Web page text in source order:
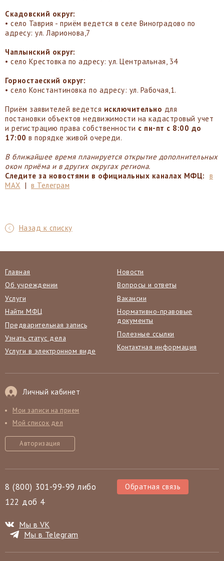
Скадовский округ:
• село Таврия - приём ведется в селе Виноградово по
адресу: ул. Ларионова,7
Чаплынский округ:
• село Крестовка по адресу: ул. Центральная, 34
Горностаеский округ:
• село Константиновка по адресу: ул. Рабочая,1.
Приём заявителей ведется исключительно для
постановки объектов недвижимости на кадастровый учет
и регистрацию права собственности с пн-пт с 8:00 до
17:00 в порядке живой очереди.
В ближайшее время планируется открытие дополнительных
окон приёма и в других округах региона.
Следите за новостями в официальных каналах МФЦ: в
МАХ | в Телеграм
Назад к списку
Главная
Об учреждении
Услуги
Найти МФЦ
Предварительная запись
Узнать статус дела
Услуги в электронном виде
Новости
Вопросы и ответы
Вакансии
Нормативно-правовые
документы
Полезные ссылки
Контактная информация
Личный кабинет
Мои записи на прием
Мой список дел
Авторизация
8 (800) 301-99-99 либо
122 доб 4
Обратная связь
Мы в VK
Мы в Telegram